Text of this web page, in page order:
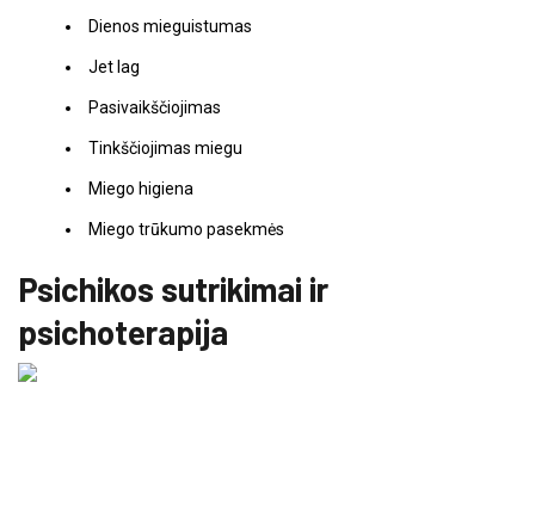
Dienos mieguistumas
Jet lag
Pasivaikščiojimas
Tinkščiojimas miegu
Miego higiena
Miego trūkumo pasekmės
Psichikos sutrikimai ir
psichoterapija